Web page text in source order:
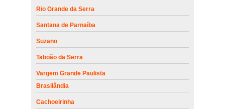
Rio Grande da Serra
Santana de Parnaíba
Suzano
Taboão da Serra
Vargem Grande Paulista
Brasilândia
Cachoeirinha